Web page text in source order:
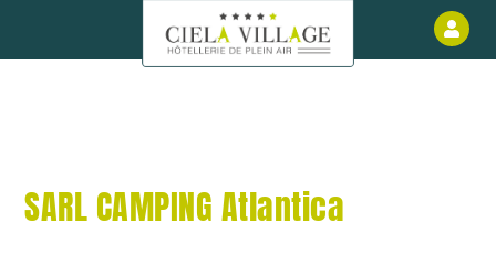
Wettelijke bepalingen
SARL CAMPING Atlantica